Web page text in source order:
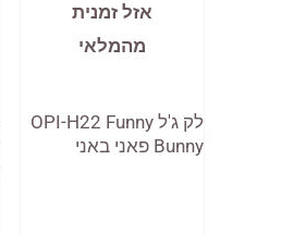
אזל זמנית
מהמלאי
לק ג'ל OPI-H22 Funny
Bunny פאני באני